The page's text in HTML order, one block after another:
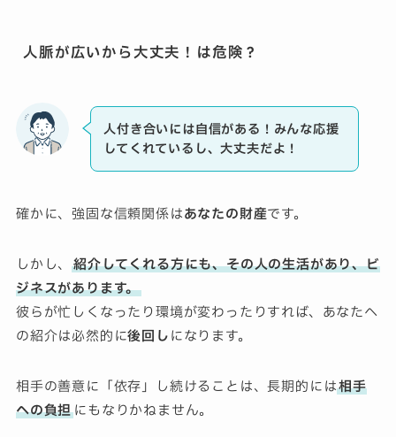
人脈が広いから大丈夫！は危険？
人付き合いには自信がある！みんな応援
してくれているし、大丈夫だよ！
確かに、強固な信頼関係は あなたの財産です。
しかし、紹介してくれる方にも、その人の生活があり、ビ
ジネスがあります。
彼らが忙しくなったり環境が変わったりすれば、あなたへ
の紹介は必然的に後回し になります。
相手の善意に「依存」し続けることは、長期的には相手
への負担 にもなりかねません。